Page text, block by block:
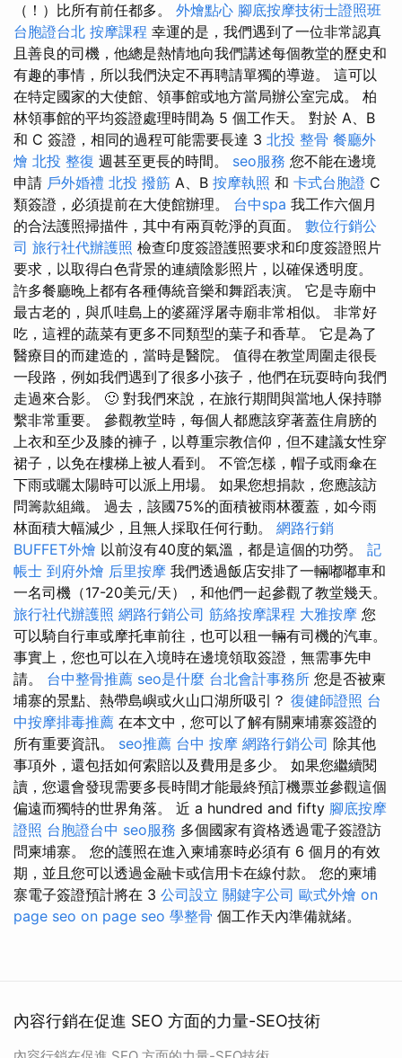
（！）比所有前任都多。 外燴點心 腳底按摩技術士證照班
台胞證台北 按摩課程 幸運的是，我們遇到了一位非常認真
且善良的司機，他總是熱情地向我們講述每個教堂的歷史和
有趣的事情，所以我們決定不再聘請單獨的導遊。 這可以
在特定國家的大使館、領事館或地方當局辦公室完成。 柏
林領事館的平均簽證處理時間為 5 個工作天。 對於 A、B
和 C 簽證，相同的過程可能需要長達 3 北投 整骨 餐廳外
燴 北投 整復 週甚至更長的時間。 seo服務 您不能在邊境
申請 戶外婚禮 北投 撥筋 A、B 按摩執照 和 卡式台胞證 C
類簽證，必須提前在大使館辦理。 台中spa 我工作六個月
的合法護照掃描件，其中有兩頁乾淨的頁面。 數位行銷公
司 旅行社代辦護照 檢查印度簽證護照要求和印度簽證照片
要求，以取得白色背景的連續陰影照片，以確保透明度。
許多餐廳晚上都有各種傳統音樂和舞蹈表演。 它是寺廟中
最古老的，與爪哇島上的婆羅浮屠寺廟非常相似。 非常好
吃，這裡的蔬菜有更多不同類型的葉子和香草。 它是為了
醫療目的而建造的，當時是醫院。 值得在教堂周圍走很長
一段路，例如我們遇到了很多小孩子，他們在玩耍時向我們
走過來合影。 🙂 對我們來說，在旅行期間與當地人保持聯
繫非常重要。 參觀教堂時，每個人都應該穿著蓋住肩膀的
上衣和至少及膝的褲子，以尊重宗教信仰，但不建議女性穿
裙子，以免在樓梯上被人看到。 不管怎樣，帽子或雨傘在
下雨或曬太陽時可以派上用場。 如果您想捐款，您應該訪
問籌款組織。 過去，該國75%的面積被雨林覆蓋，如今雨
林面積大幅減少，且無人採取任何行動。 網路行銷
BUFFET外燴 以前沒有40度的氣溫，都是這個的功勞。 記
帳士 到府外燴 后里按摩 我們透過飯店安排了一輛嘟嘟車和
一名司機（17-20美元/天），和他們一起參觀了教堂幾天。
旅行社代辦護照 網路行銷公司 筋絡按摩課程 大雅按摩 您
可以騎自行車或摩托車前往，也可以租一輛有司機的汽車。
事實上，您也可以在入境時在邊境領取簽證，無需事先申
請。 台中整骨推薦 seo是什麼 台北會計事務所 您是否被柬
埔寨的景點、熱帶島嶼或火山口湖所吸引？ 復健師證照 台
中按摩排毒推薦 在本文中，您可以了解有關柬埔寨簽證的
所有重要資訊。 seo推薦 台中 按摩 網路行銷公司 除其他
事項外，還包括如何索賠以及費用是多少。 如果您繼續閱
讀，您還會發現需要多長時間才能最終預訂機票並參觀這個
偏遠而獨特的世界角落。 近 a hundred and fifty 腳底按摩
證照 台胞證台中 seo服務 多個國家有資格透過電子簽證訪
問柬埔寨。 您的護照在進入柬埔寨時必須有 6 個月的有效
期，並且您可以透過金融卡或信用卡在線付款。 您的柬埔
寨電子簽證預計將在 3 公司設立 關鍵字公司 歐式外燴 on
page seo on page seo 學整骨 個工作天內準備就緒。
內容行銷在促進 SEO 方面的力量-SEO技術